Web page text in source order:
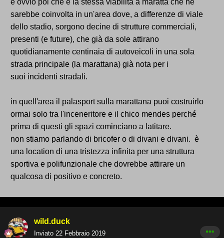
sarebbe coinvolta in un'area dove, a differenze di viale
dello stadio, sorgono decine di strutture commerciali,
presenti (e future), che già da sole attirano
quotidianamente centinaia di autoveicoli in una sola
strada principale (la marattana) già nota per i
suoi incidenti stradali.
in quell'area il palasport sulla marattana puoi costruirlo
ormai solo tra l'inceneritore e il chico mendes perché
prima di questi gli spazi cominciano a latitare.
non stiamo parlando di bricofer o di divani e divani. è
una location di una tristezza infinita per una struttura
sportiva e polifunzionale che dovrebbe attirare un
qualcosa di positivo e concreto.
wild.duck
Inviato 22 Febbraio 2019